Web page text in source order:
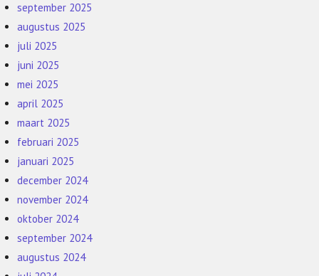
september 2025
augustus 2025
juli 2025
juni 2025
mei 2025
april 2025
maart 2025
februari 2025
januari 2025
december 2024
november 2024
oktober 2024
september 2024
augustus 2024